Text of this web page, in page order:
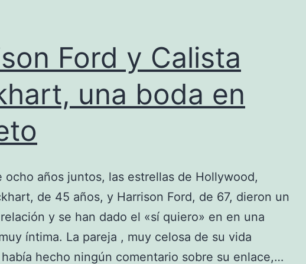
Ford y Calista
una boda en
ocho años juntos, las estrellas de Hollywood,
de 45 años, y Harrison Ford, de 67, dieron un
y se han dado el «sí quiero» en en una
íntima. La pareja , muy celosa de su vida
hecho ningún comentario sobre su enlace,…